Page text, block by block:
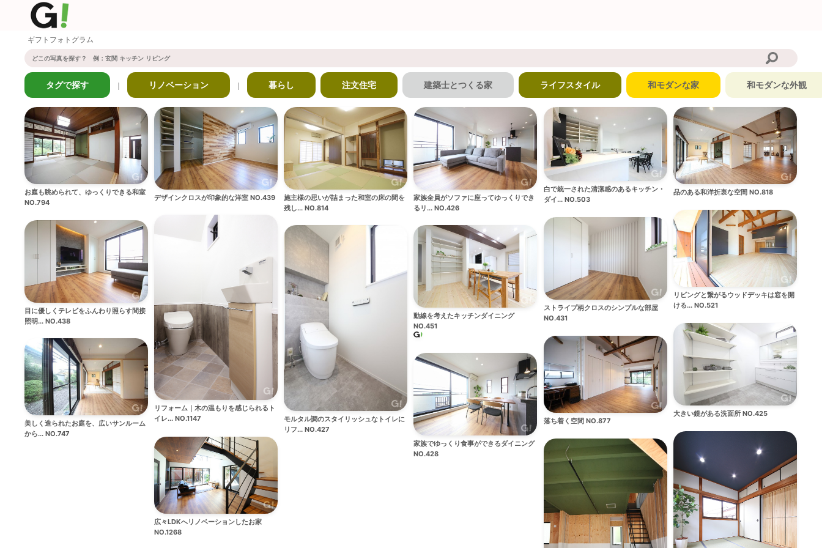
ギフトフォトグラム
タグで探す ｜ リノベーション ｜ 暮らし 注文住宅 建築士とつくる家 ライフスタイル 和モダンな家 和モダンな外観
お庭も眺められて、ゆっくりできる和室
NO.794
デザインクロスが印象的な洋室 NO.439
施主様の思いが詰まった和室の床の間を
残し... NO.814
家族全員がソファに座ってゆっくりでき
るリ... NO.426
白で統一された清潔感のあるキッチン・
ダイ... NO.503
品のある和洋折衷な空間 NO.818
リビングと繋がるウッドデッキは窓を開
ける... NO.521
リフォーム｜木の温もりを感じられるト
イレ... NO.1147
ストライプ柄クロスのシンプルな部屋
NO.431
目に優しくテレビをふんわり照らす間接
照明... NO.438
動線を考えたキッチンダイニング
NO.451
モルタル調のスタイリッシュなトイレに
リフ... NO.427
大きい鏡がある洗面所 NO.425
落ち着く空間 NO.877
美しく造られたお庭を、広いサンルーム
から... NO.747
家族でゆっくり食事ができるダイニング
NO.428
広々LDKへリノベーションしたお家
NO.1268